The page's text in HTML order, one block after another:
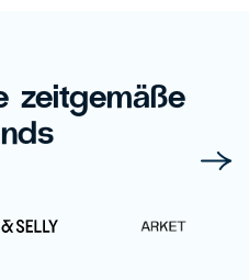
zeitgemäße